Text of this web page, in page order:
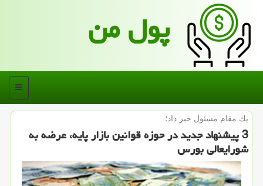
پول من
منو
یك مقام مسئول خبر داد؛
3 پیشنهاد جدید در حوزه قوانین بازار پایه، عرضه به
شورایعالی بورس